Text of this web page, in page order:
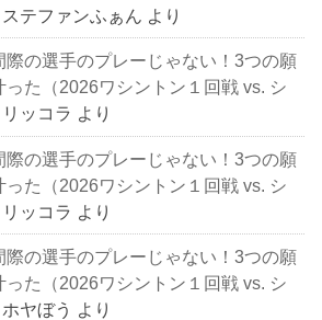
ステファンふぁん より
際の選手のプレーじゃない！3つの願
た（2026ワシントン１回戦 vs. シ
リッコラ より
際の選手のプレーじゃない！3つの願
た（2026ワシントン１回戦 vs. シ
リッコラ より
際の選手のプレーじゃない！3つの願
た（2026ワシントン１回戦 vs. シ
ホヤぼう より